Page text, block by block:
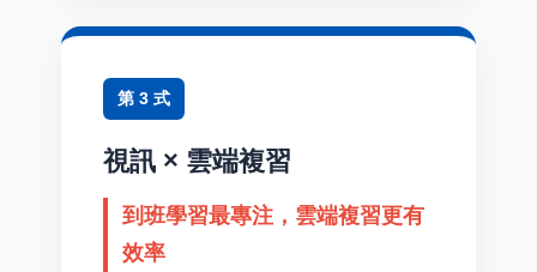
第 3 式
視訊 × 雲端複習
到班學習最專注，雲端複習更有
效率